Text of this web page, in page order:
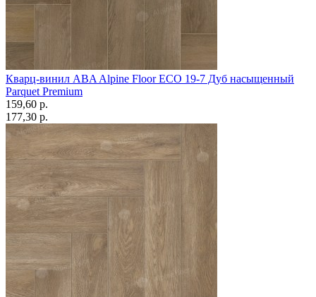
Кварц-винил ABA Alpine Floor ECO 19-7 Дуб насыщенный
Parquet Premium
159,60 p.
177,30 p.